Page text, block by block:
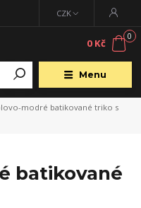
Menu
CZK
0
0 Kč
modré batikované triko s
batikované